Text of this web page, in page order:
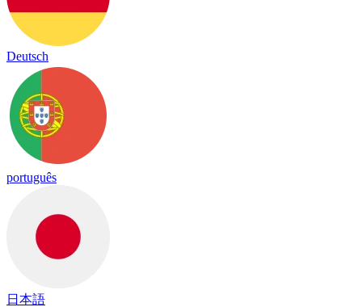
Deutsch
português
日本語